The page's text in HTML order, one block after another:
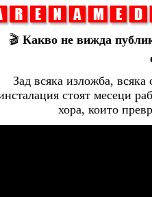
🎬 Какво не вижда
Зад всяка изложба,
стоят месеци
хора, които